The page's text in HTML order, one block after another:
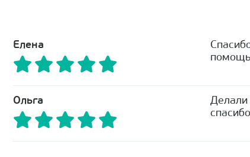
Елена
помощь
Ольга
Делали